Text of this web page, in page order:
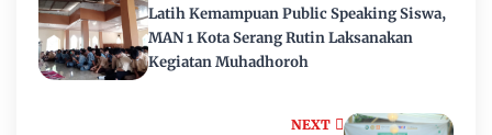
NEXT
Latih Kemampuan Public Speaking Siswa,
MAN 1 Kota Serang Rutin Laksanakan
Kegiatan Muhadhoroh